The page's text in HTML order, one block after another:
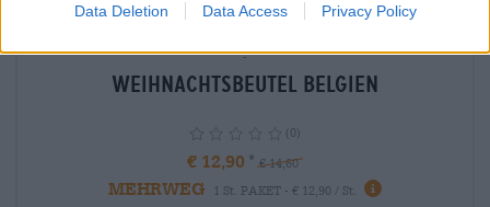
Data Deletion Data Access Privacy Policy
-
Weihnachtsbeutel Belgien
(0)
€ 12,90 € 14,60
MEHRWEG 1 St. PAKET - € 12,90 / St. info